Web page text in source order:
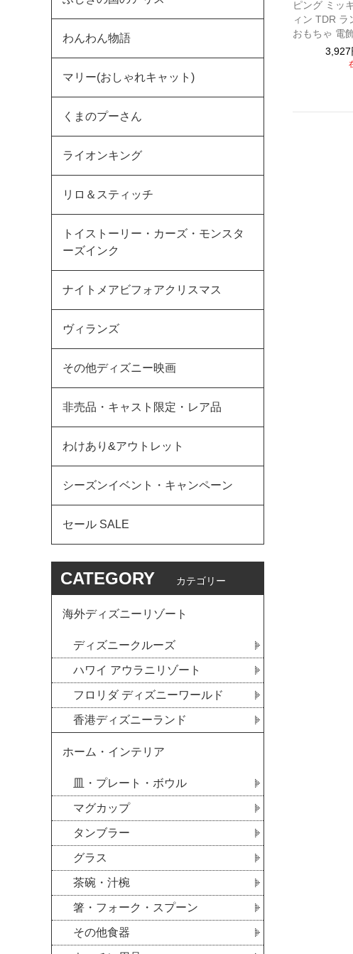
ピング ミッ
ィン TDR ラ
おもちゃ 電
3,927
わんわん物語
マリー(おしゃれキャット)
くまのプーさん
ライオンキング
リロ＆スティッチ
トイストーリー・カーズ・モンスタ
ーズインク
ナイトメアビフォアクリスマス
ヴィランズ
その他ディズニー映画
非売品・キャスト限定・レア品
わけあり&アウトレット
シーズンイベント・キャンペーン
セール SALE
CATEGORY カテゴリー
海外ディズニーリゾート
ディズニークルーズ
ハワイ アウラニリゾート
フロリダ ディズニーワールド
香港ディズニーランド
ホーム・インテリア
皿・プレート・ボウル
マグカップ
タンブラー
グラス
茶碗・汁椀
箸・フォーク・スプーン
その他食器